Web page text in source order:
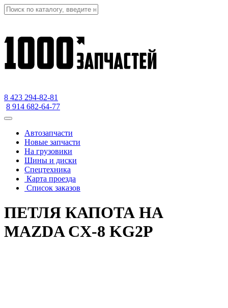
8 423 294-82-81
8 914 682-64-77
Автозапчасти
Новые запчасти
На грузовики
Шины и диски
Спецтехника
Карта проезда
Список заказов
ПЕТЛЯ КАПОТА НА
MAZDA CX-8 KG2P